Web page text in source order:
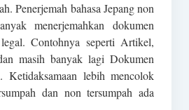
Penerjemah bahasa Jepang non
menerjemahkan dokumen
Contohnya seperti Artikel,
masih banyak lagi Dokumen
Ketidaksamaan lebih mencolok
dan non tersumpah ada